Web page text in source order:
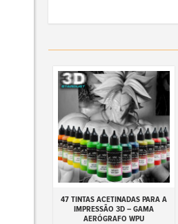
Adicionar ao carrinho
47 TINTAS ACETINADAS PARA A
IMPRESSÃO 3D – GAMA
AERÓGRAFO WPU